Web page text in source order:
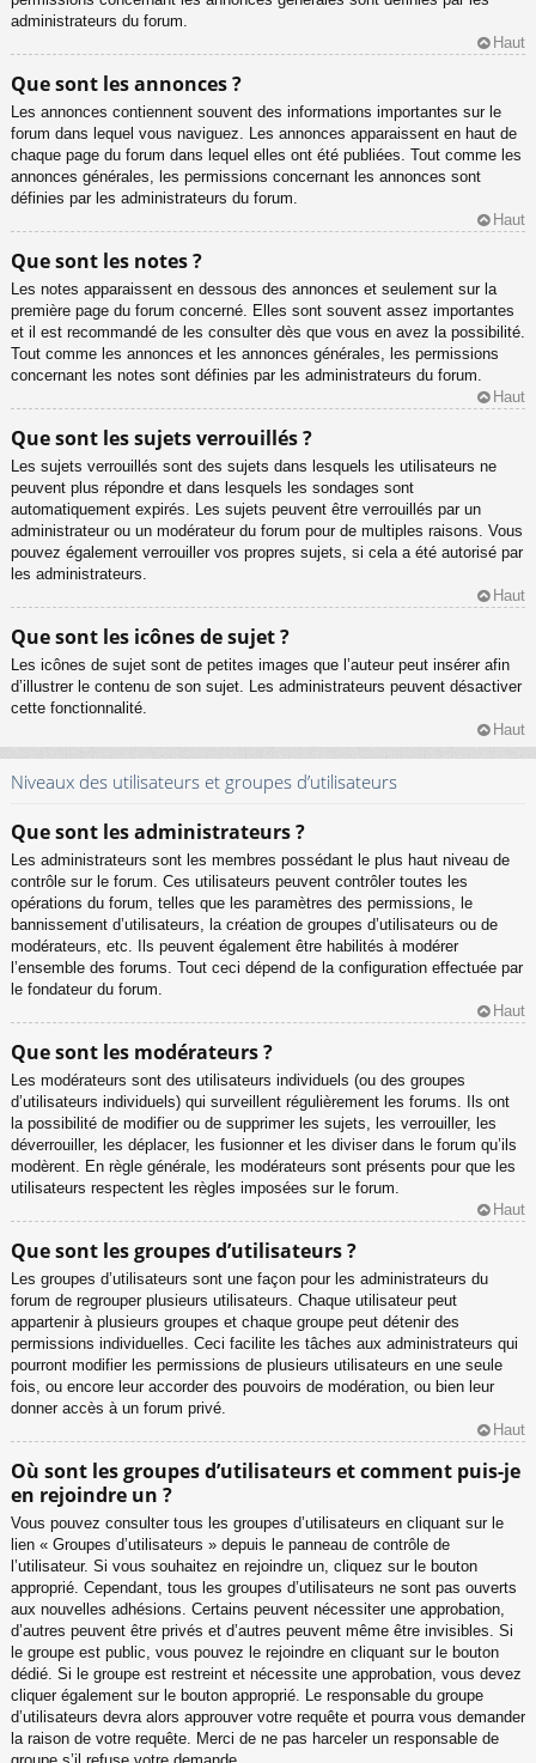
administrateurs du forum.
Haut
Que sont les annonces ?
Les annonces contiennent souvent des informations importantes sur le
forum dans lequel vous naviguez. Les annonces apparaissent en haut de
chaque page du forum dans lequel elles ont été publiées. Tout comme les
annonces générales, les permissions concernant les annonces sont
définies par les administrateurs du forum.
Haut
Que sont les notes ?
Les notes apparaissent en dessous des annonces et seulement sur la
première page du forum concerné. Elles sont souvent assez importantes
et il est recommandé de les consulter dès que vous en avez la possibilité.
Tout comme les annonces et les annonces générales, les permissions
concernant les notes sont définies par les administrateurs du forum.
Haut
Que sont les sujets verrouillés ?
Les sujets verrouillés sont des sujets dans lesquels les utilisateurs ne
peuvent plus répondre et dans lesquels les sondages sont
automatiquement expirés. Les sujets peuvent être verrouillés par un
administrateur ou un modérateur du forum pour de multiples raisons. Vous
pouvez également verrouiller vos propres sujets, si cela a été autorisé par
les administrateurs.
Haut
Que sont les icônes de sujet ?
Les icônes de sujet sont de petites images que l’auteur peut insérer afin
d’illustrer le contenu de son sujet. Les administrateurs peuvent désactiver
cette fonctionnalité.
Haut
Niveaux des utilisateurs et groupes d’utilisateurs
Que sont les administrateurs ?
Les administrateurs sont les membres possédant le plus haut niveau de
contrôle sur le forum. Ces utilisateurs peuvent contrôler toutes les
opérations du forum, telles que les paramètres des permissions, le
bannissement d’utilisateurs, la création de groupes d’utilisateurs ou de
modérateurs, etc. Ils peuvent également être habilités à modérer
l’ensemble des forums. Tout ceci dépend de la configuration effectuée par
le fondateur du forum.
Haut
Que sont les modérateurs ?
Les modérateurs sont des utilisateurs individuels (ou des groupes
d’utilisateurs individuels) qui surveillent régulièrement les forums. Ils ont
la possibilité de modifier ou de supprimer les sujets, les verrouiller, les
déverrouiller, les déplacer, les fusionner et les diviser dans le forum qu’ils
modèrent. En règle générale, les modérateurs sont présents pour que les
utilisateurs respectent les règles imposées sur le forum.
Haut
Que sont les groupes d’utilisateurs ?
Les groupes d’utilisateurs sont une façon pour les administrateurs du
forum de regrouper plusieurs utilisateurs. Chaque utilisateur peut
appartenir à plusieurs groupes et chaque groupe peut détenir des
permissions individuelles. Ceci facilite les tâches aux administrateurs qui
pourront modifier les permissions de plusieurs utilisateurs en une seule
fois, ou encore leur accorder des pouvoirs de modération, ou bien leur
donner accès à un forum privé.
Haut
Où sont les groupes d’utilisateurs et comment puis-je
en rejoindre un ?
Vous pouvez consulter tous les groupes d’utilisateurs en cliquant sur le
lien « Groupes d’utilisateurs » depuis le panneau de contrôle de
l’utilisateur. Si vous souhaitez en rejoindre un, cliquez sur le bouton
approprié. Cependant, tous les groupes d’utilisateurs ne sont pas ouverts
aux nouvelles adhésions. Certains peuvent nécessiter une approbation,
d’autres peuvent être privés et d’autres peuvent même être invisibles. Si
le groupe est public, vous pouvez le rejoindre en cliquant sur le bouton
dédié. Si le groupe est restreint et nécessite une approbation, vous devez
cliquer également sur le bouton approprié. Le responsable du groupe
d’utilisateurs devra alors approuver votre requête et pourra vous demander
la raison de votre requête. Merci de ne pas harceler un responsable de